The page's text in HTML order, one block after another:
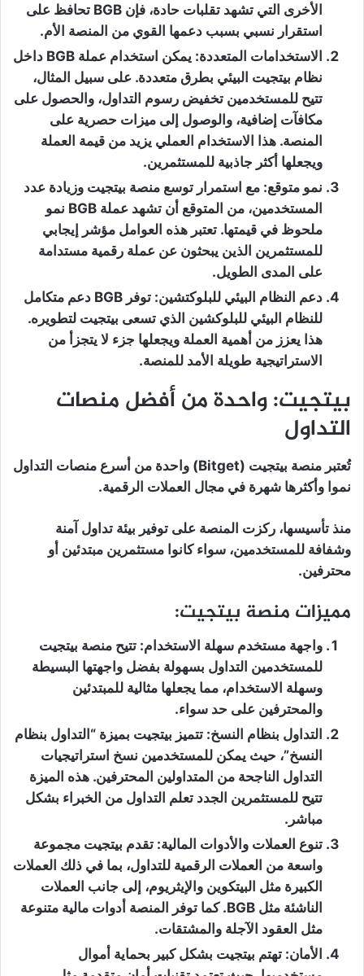
الأخرى التي تشهد تقلبات حادة، فإن BGB تحافظ على
استقرار نسبي بسبب دعمها القوي من المنصة الأم.
الاستخدامات المتعددة
: يمكن استخدام عملة BGB داخل
نظام بيتجيت البيئي بطرق متعددة. على سبيل المثال،
تتيح للمستخدمين تخفيض رسوم التداول، والحصول على
مكافآت إضافية، والوصول إلى ميزات حصرية على
المنصة. هذا الاستخدام العملي يزيد من قيمة العملة
ويجعلها أكثر جاذبية للمستثمرين.
نمو متوقع: مع استمرار توسع منصة بيتجيت وزيادة عدد
المستخدمين، من المتوقع أن تشهد عملة BGB نمو
ملحوظ في قيمتها. تعتبر هذه العوامل مؤشر إيجابي
للمستثمرين الذين يبحثون عن عملة رقمية مستدامة
على المدى الطويل.
دعم النظام البيئي للبلوكتشين
: توفر BGB دعم متكامل
للنظام البيئي للبلوكشين الذي تسعى بيتجيت لتطويره.
هذا يعزز من أهمية العملة ويجعلها جزء لا يتجزأ من
الاستراتيجية طويلة الأمد للمنصة.
بيتجيت: واحدة من أفضل منصات
التداول
تُعتبر منصة بيتجيت (Bitget) واحدة من أسرع منصات التداول
نموا وأكثرها شهرة في مجال العملات الرقمية.
منذ تأسيسها، ركزت المنصة على توفير بيئة تداول آمنة
وشفافة للمستخدمين، سواء كانوا مستثمرين مبتدئين أو
محترفين.
مميزات منصة بيتجيت:
واجهة مستخدم سهلة الاستخدام: تتيح منصة بيتجيت
للمستخدمين التداول بسهولة بفضل واجهتها البسيطة
وسهلة الاستخدام، مما يجعلها مثالية للمبتدئين
والمحترفين على حد سواء.
التداول بنظام النسخ: تتميز بيتجيت بميزة “التداول بنظام
النسخ”، حيث يمكن للمستخدمين نسخ استراتيجيات
التداول الناجحة من المتداولين المحترفين. هذه الميزة
تتيح للمستثمرين الجدد تعلم التداول من الخبراء بشكل
مباشر.
تنوع العملات والأدوات المالية: تقدم بيتجيت مجموعة
واسعة من العملات الرقمية للتداول، بما في ذلك العملات
الكبيرة مثل البيتكوين والإيثريوم، إلى جانب العملات
الناشئة مثل BGB. كما توفر المنصة أدوات مالية متنوعة
مثل العقود الآجلة والمشتقات.
الأمان: تهتم بيتجيت بشكل كبير بحماية أموال